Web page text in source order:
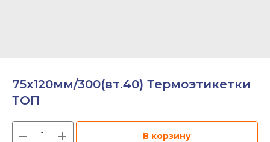
75х120мм/300(вт.40) Термоэтикетки
ТОП
В корзину